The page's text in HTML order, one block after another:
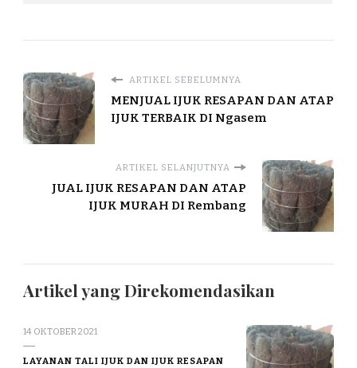
ARTIKEL SEBELUMNYA
MENJUAL IJUK RESAPAN DAN ATAP
IJUK TERBAIK DI Ngasem
ARTIKEL SELANJUTNYA
JUAL IJUK RESAPAN DAN ATAP
IJUK MURAH DI Rembang
Artikel yang Direkomendasikan
14 OKTOBER 2021
LAYANAN TALI IJUK DAN IJUK RESAPAN